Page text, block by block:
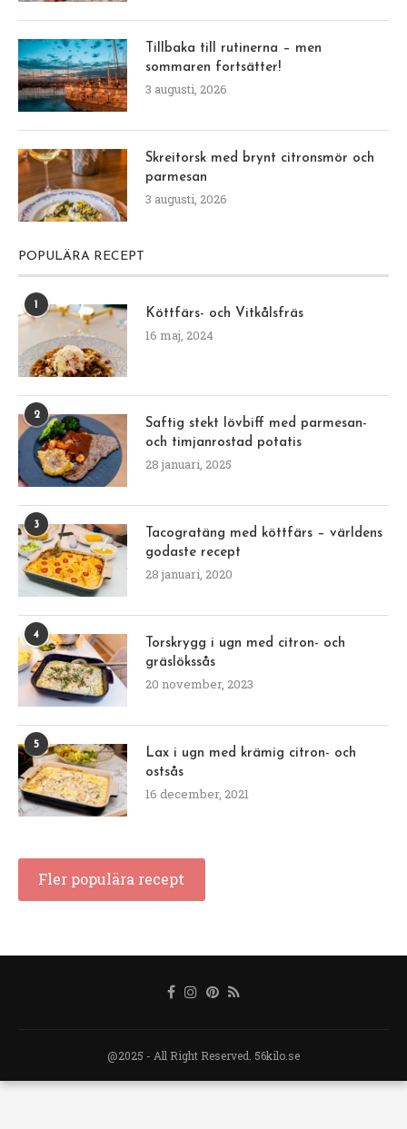
Tillbaka till rutinerna – men
sommaren fortsätter!
3 augusti, 2026
Skreitorsk med brynt citronsmör och
parmesan
3 augusti, 2026
POPULÄRA RECEPT
Köttfärs- och Vitkålsfräs
16 maj, 2024
2
Saftig stekt lövbiff med parmesan-
och timjanrostad potatis
28 januari, 2025
3
Tacogratäng med köttfärs – världens
godaste recept
28 januari, 2020
4
Torskrygg i ugn med citron- och
gräslökssås
20 november, 2023
5
Lax i ugn med krämig citron- och
ostsås
16 december, 2021
Fler populära recept
@2025 - All Right Reserved. 56kilo.se